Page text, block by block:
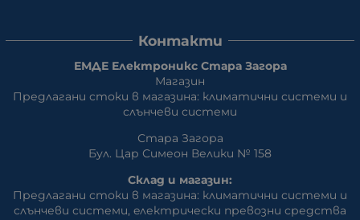
Контакти
ЕМДЕ Електроникс Стара Загора
Магазин
Предлагани стоки в магазина: климатични системи и
слънчеви системи
Стара Загора
Бул. Цар Симеон Велики № 158
Склад и магазин:
Предлагани стоки в магазина: климатични системи и
слънчеви системи, eлектрически превозни средства